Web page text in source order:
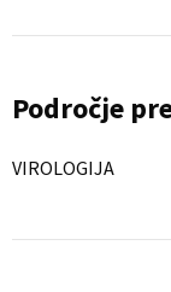
Področje
VIROLOGIJA